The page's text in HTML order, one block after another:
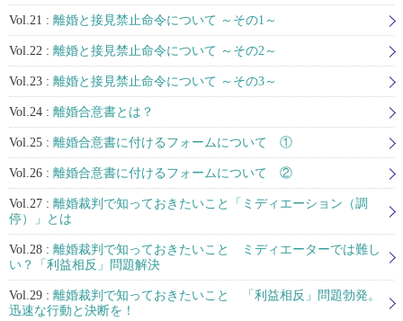
Vol.21 : 離婚と接見禁止命令について ～その1～
Vol.22 : 離婚と接見禁止命令について ～その2～
Vol.23 : 離婚と接見禁止命令について ～その3～
Vol.24 : 離婚合意書とは？
Vol.25 : 離婚合意書に付けるフォームについて ①
Vol.26 : 離婚合意書に付けるフォームについて ②
Vol.27 : 離婚裁判で知っておきたいこと「ミディエーション（調
停）」とは
Vol.28 : 離婚裁判で知っておきたいこと ミディエーターでは難し
い？「利益相反」問題解決
Vol.29 : 離婚裁判で知っておきたいこと 「利益相反」問題勃発。
迅速な行動と決断を！